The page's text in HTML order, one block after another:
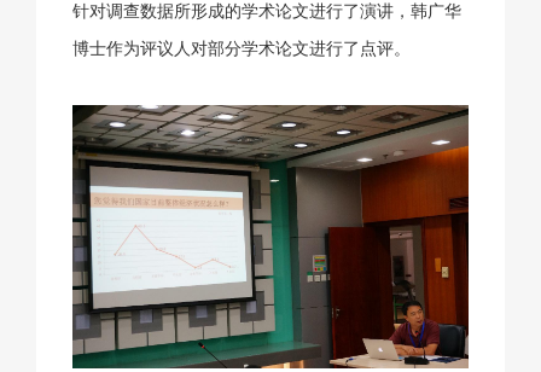
针对调查数据所形成的学术论文进行了演讲，韩广华
博士作为评议人对部分学术论文进行了点评。